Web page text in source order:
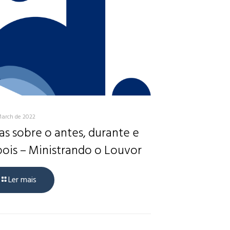
de 2022
sobre o antes, durante e
– Ministrando o Louvor
Ler mais